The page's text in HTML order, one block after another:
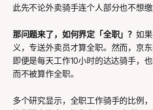
此先不论外卖骑手连个人部分也不想缴
那问题来了，如何界定「全职」？如
义，专送外卖员才算全职。然而，京东
即便是每天工作10小时的达达骑手，
而不被算作全职。
多个研究显示，全职工作骑手的比例